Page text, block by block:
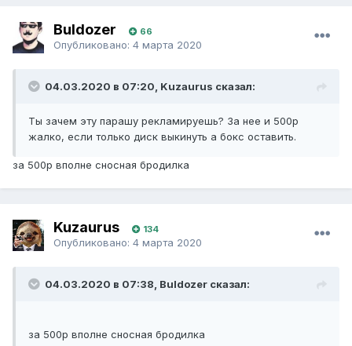
Buldozer 66
Опубликовано: 4 марта 2020
04.03.2020 в 07:20, Kuzaurus сказал:
Ты зачем эту парашу рекламируешь? За нее и 500р
жалко, если только диск выкинуть а бокс оставить.
за 500р вполне сносная бродилка
Kuzaurus 134
Опубликовано: 4 марта 2020
04.03.2020 в 07:38, Buldozer сказал:
за 500р вполне сносная бродилка